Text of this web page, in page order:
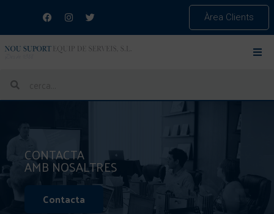
Àrea Clients
COL·LABORADORS SERVEIS
CONTACTA
AMB NOSALTRES
Contacta